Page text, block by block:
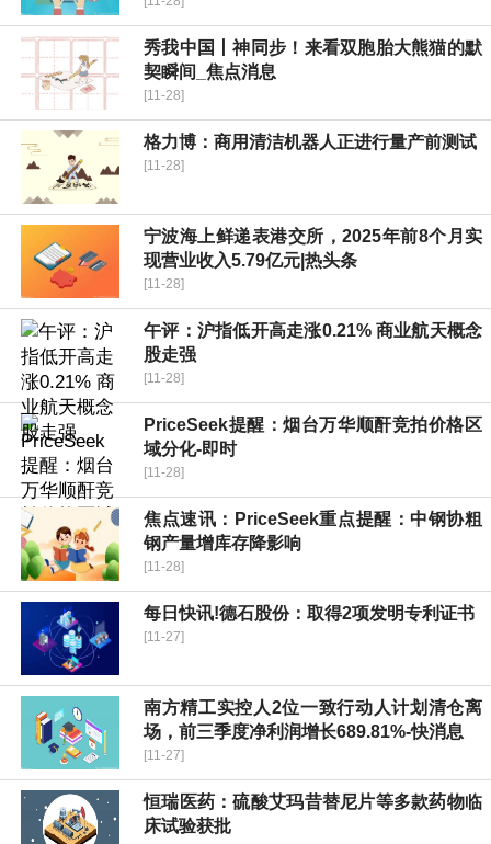
秀我中国丨神同步！来看双胞胎大熊猫的默
契瞬间_焦点消息
[11-28]
格力博：商用清洁机器人正进行量产前测试
[11-28]
宁波海上鲜递表港交所，2025年前8个月实
现营业收入5.79亿元|热头条
[11-28]
午评：沪指低开高走涨0.21% 商业航天概念
股走强
[11-28]
PriceSeek提醒：烟台万华顺酐竞拍价格区
域分化-即时
[11-28]
焦点速讯：PriceSeek重点提醒：中钢协粗
钢产量增库存降影响
[11-28]
每日快讯!德石股份：取得2项发明专利证书
[11-27]
南方精工实控人2位一致行动人计划清仓离
场，前三季度净利润增长689.81%-快消息
[11-27]
恒瑞医药：硫酸艾玛昔替尼片等多款药物临
床试验获批